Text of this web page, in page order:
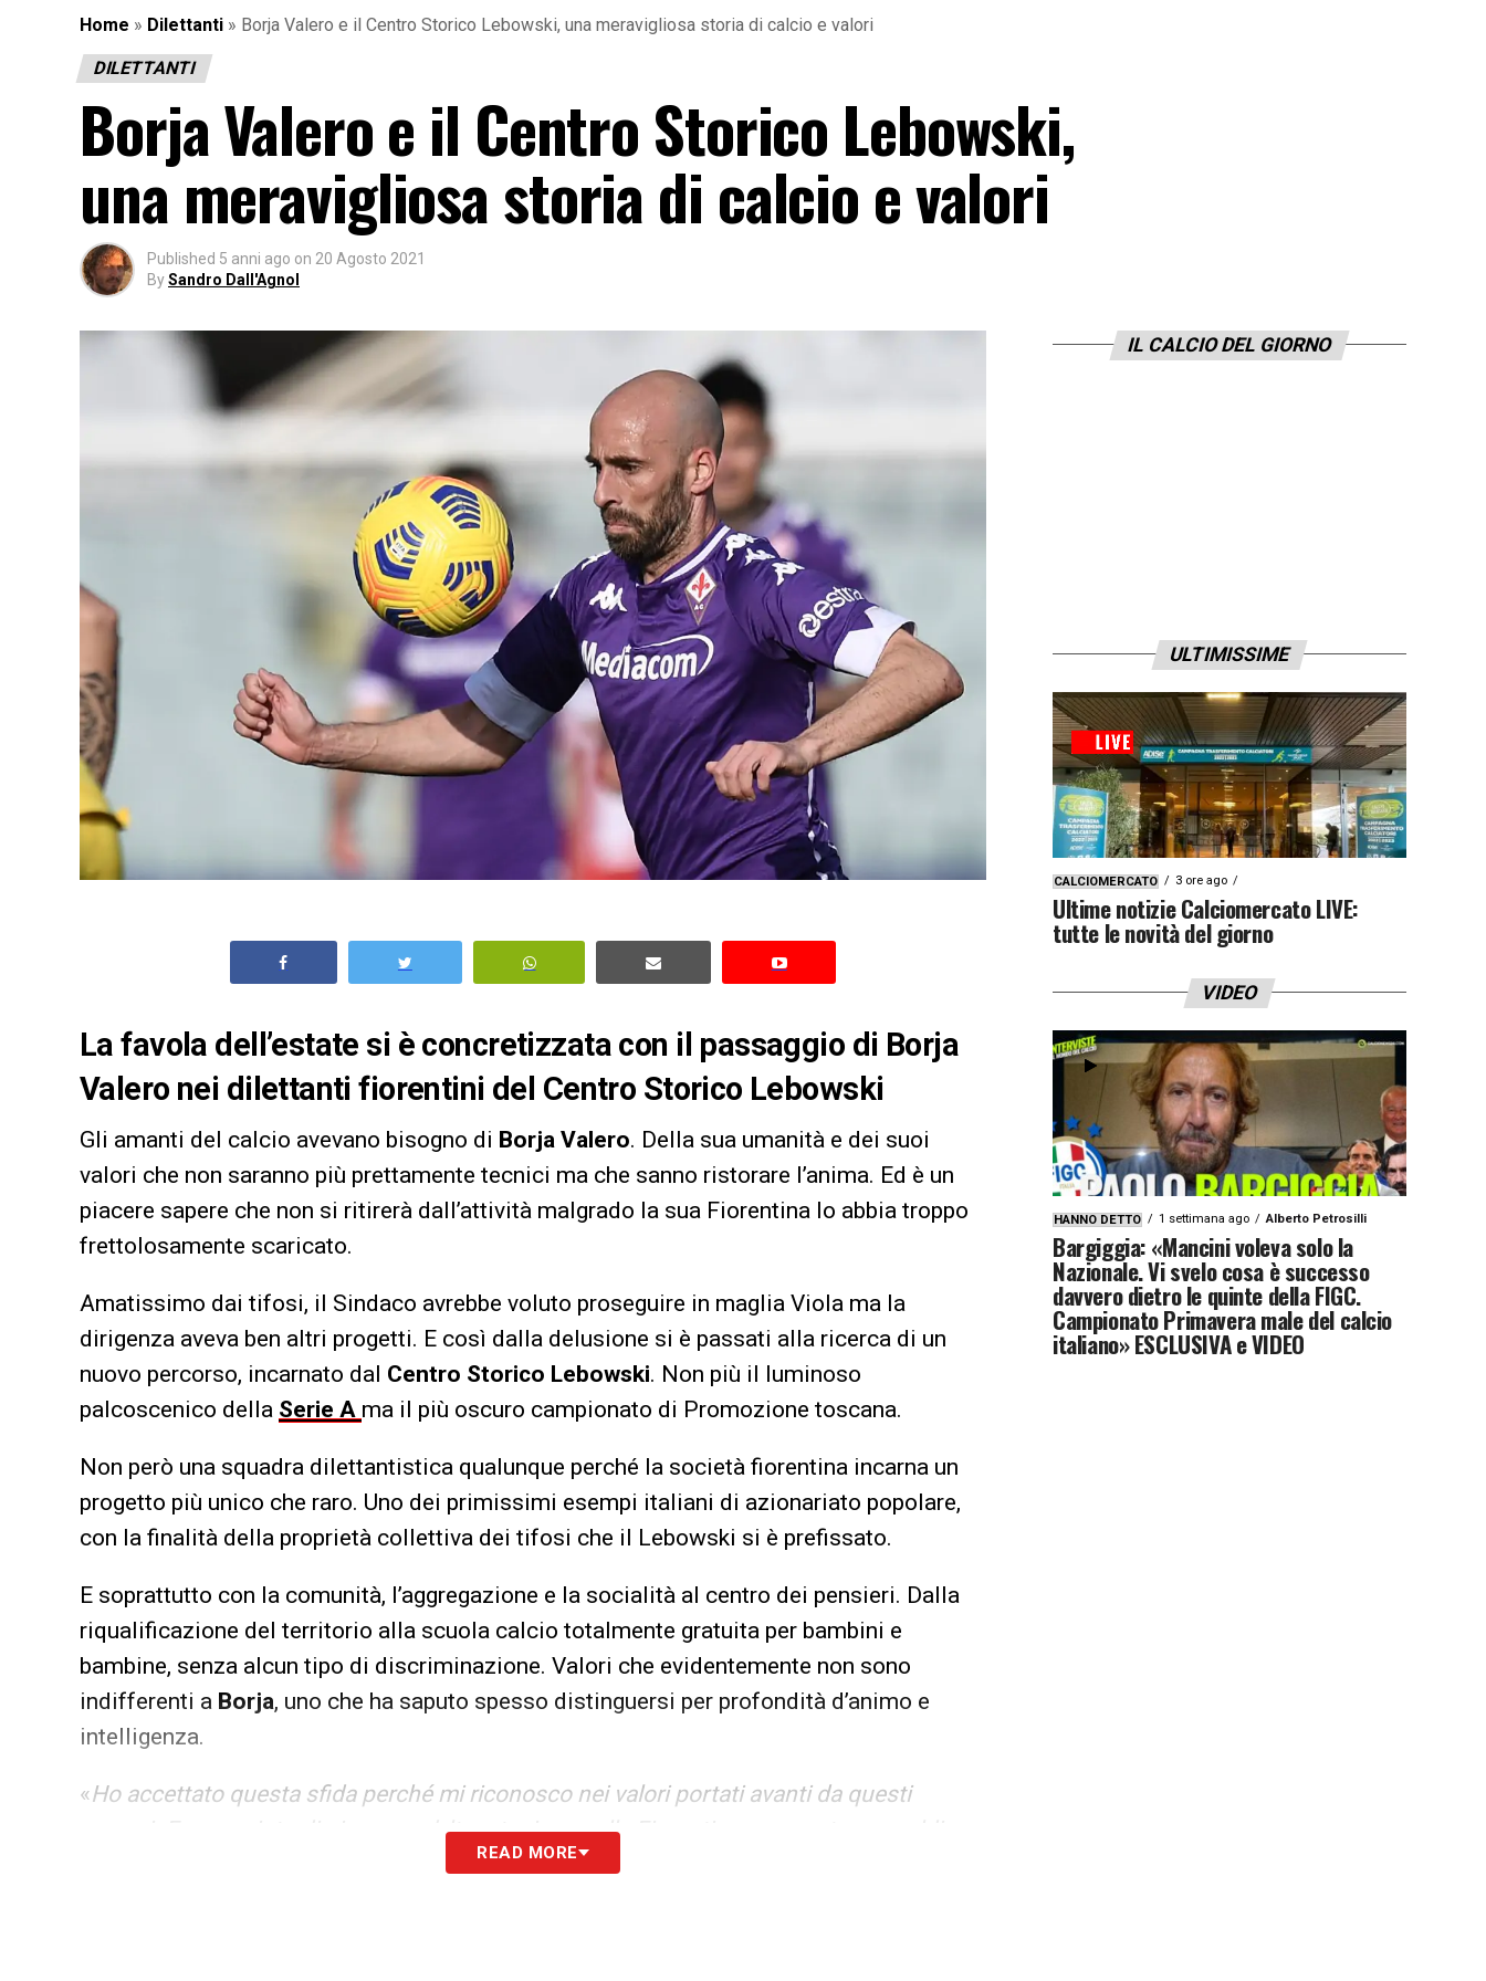
Home » Dilettanti » Borja Valero e il Centro Storico Lebowski, una meravigliosa storia di calcio e valori
DILETTANTI
Borja Valero e il Centro Storico Lebowski,
una meravigliosa storia di calcio e valori
Published 5 anni ago on 20 Agosto 2021
BySandro Dall'Agnol
La favola dell’estate si è concretizzata con il passaggio di Borja
Valero nei dilettanti fiorentini del Centro Storico Lebowski
Gli amanti del calcio avevano bisogno di Borja Valero. Della sua umanità e dei suoi
valori che non saranno più prettamente tecnici ma che sanno ristorare l’anima. Ed è un
piacere sapere che non si ritirerà dall’attività malgrado la sua Fiorentina lo abbia troppo
frettolosamente scaricato.
Amatissimo dai tifosi, il Sindaco avrebbe voluto proseguire in maglia Viola ma la
dirigenza aveva ben altri progetti. E così dalla delusione si è passati alla ricerca di un
nuovo percorso, incarnato dal Centro Storico Lebowski. Non più il luminoso
palcoscenico della Serie A ma il più oscuro campionato di Promozione toscana.
Non però una squadra dilettantistica qualunque perché la società fiorentina incarna un
progetto più unico che raro. Uno dei primissimi esempi italiani di azionariato popolare,
con la finalità della proprietà collettiva dei tifosi che il Lebowski si è prefissato.
E soprattutto con la comunità, l’aggregazione e la socialità al centro dei pensieri. Dalla
riqualificazione del territorio alla scuola calcio totalmente gratuita per bambini e
bambine, senza alcun tipo di discriminazione. Valori che evidentemente non sono
indifferenti a Borja, uno che ha saputo spesso distinguersi per profondità d’animo e
intelligenza.
«Ho accettato questa sfida perché mi riconosco nei valori portati avanti da questi
ragazzi. Ero convinto di giocare un’altra stagione nella Fiorentina, non certo per soldi o
per chissà cosa. Avrei potuto dare una mano. Ma soprattutto il mio obiettivo era salutare
READ MORE
IL CALCIO DEL GIORNO
ULTIMISSIME
CALCIOMERCATO 3 ore ago
Ultime notizie Calciomercato LIVE:
tutte le novità del giorno
VIDEO
HANNO DETTO 1 settimana ago Alberto Petrosilli
Bargiggia: «Mancini voleva solo la
Nazionale. Vi svelo cosa è successo
davvero dietro le quinte della FIGC.
Campionato Primavera male del calcio
italiano» ESCLUSIVA e VIDEO